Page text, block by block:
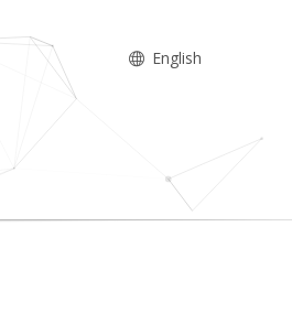
English